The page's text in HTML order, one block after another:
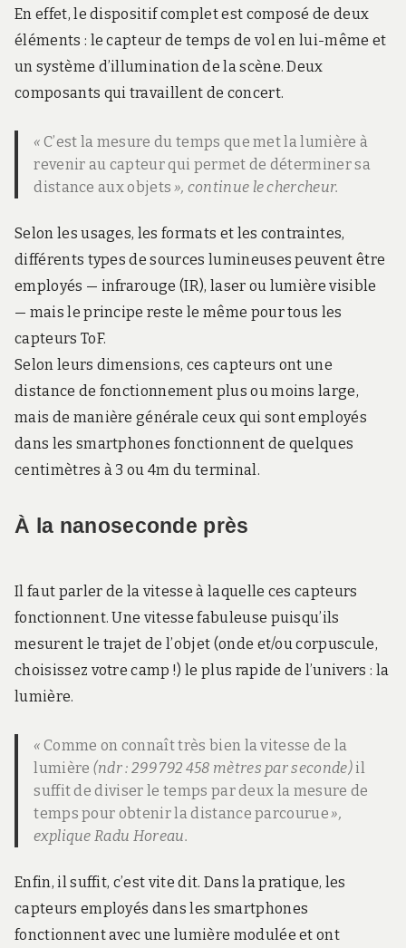
En effet, le dispositif complet est composé de deux
éléments : le capteur de temps de vol en lui-même et
un système d’illumination de la scène. Deux
composants qui travaillent de concert.
« C’est la mesure du temps que met la lumière à
revenir au capteur qui permet de déterminer sa
distance aux objets », continue le chercheur.
Selon les usages, les formats et les contraintes,
différents types de sources lumineuses peuvent être
employés — infrarouge (IR), laser ou lumière visible
— mais le principe reste le même pour tous les
capteurs ToF.
Selon leurs dimensions, ces capteurs ont une
distance de fonctionnement plus ou moins large,
mais de manière générale ceux qui sont employés
dans les smartphones fonctionnent de quelques
centimètres à 3 ou 4m du terminal.
À la nanoseconde près
Il faut parler de la vitesse à laquelle ces capteurs
fonctionnent. Une vitesse fabuleuse puisqu’ils
mesurent le trajet de l’objet (onde et/ou corpuscule,
choisissez votre camp !) le plus rapide de l’univers : la
lumière.
« Comme on connaît très bien la vitesse de la
lumière (ndr : 299 792 458 mètres par seconde) il
suffit de diviser le temps par deux la mesure de
temps pour obtenir la distance parcourue»,
explique Radu Horeau.
Enfin, il suffit, c’est vite dit. Dans la pratique, les
capteurs employés dans les smartphones
fonctionnent avec une lumière modulée et ont